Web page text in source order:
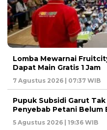
Lomba Mewarnai
Dapat Main Gratis 1 Jam
7 Agustus 2026 | 07:37 WIB
Pupuk Subsidi Garut
Penyebab Petani Belum
5 Agustus 2026 | 19:36 WIB